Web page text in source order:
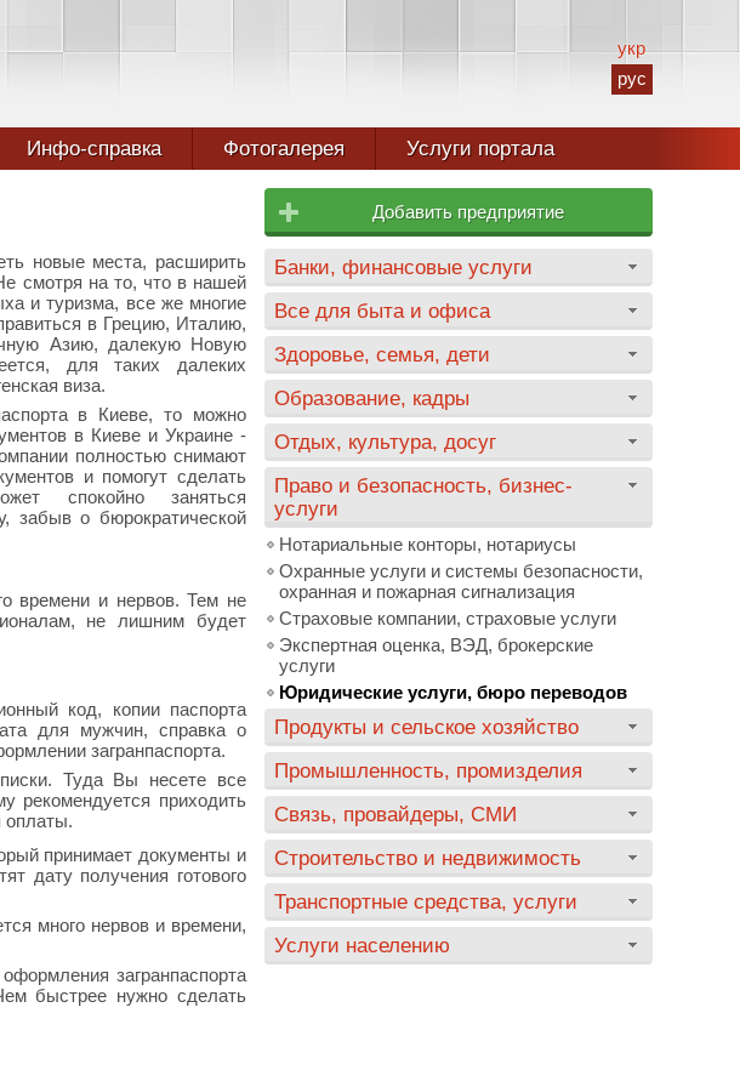
укр
рус
Инфо-справка Фотогалерея Услуги портала
новые места, расширить
смотря на то, что в нашей
и туризма, все же многие
в Грецию, Италию,
Азию, далекую Новую
для таких далеких
виза.
в Киеве, то можно
в Киеве и Украине -
полностью снимают
и помогут сделать
спокойно заняться
забыв о бюрократической
времени и нервов. Тем не
не лишним будет
код, копии паспорта
для мужчин, справка о
загранпаспорта.
Туда Вы несете все
рекомендуется приходить
оплаты.
принимает документы и
дату получения готового
много нервов и времени,
загранпаспорта
быстрее нужно сделать
Добавить предприятие
Банки, финансовые услуги
Все для быта и офиса
Здоровье, семья, дети
Образование, кадры
Отдых, культура, досуг
Право и безопасность, бизнес-
услуги
Нотариальные конторы, нотариусы
Охранные услуги и системы безопасности,
охранная и пожарная сигнализация
Страховые компании, страховые услуги
Экспертная оценка, ВЭД, брокерские
услуги
Юридические услуги, бюро переводов
Продукты и сельское хозяйство
Промышленность, промизделия
Связь, провайдеры, СМИ
Строительство и недвижимость
Транспортные средства, услуги
Услуги населению